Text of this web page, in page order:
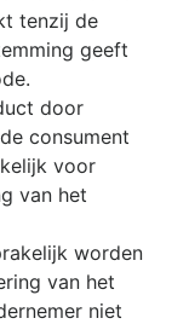
tenzij de
geeft
door
consument
voor
van het
worden
van het
niet